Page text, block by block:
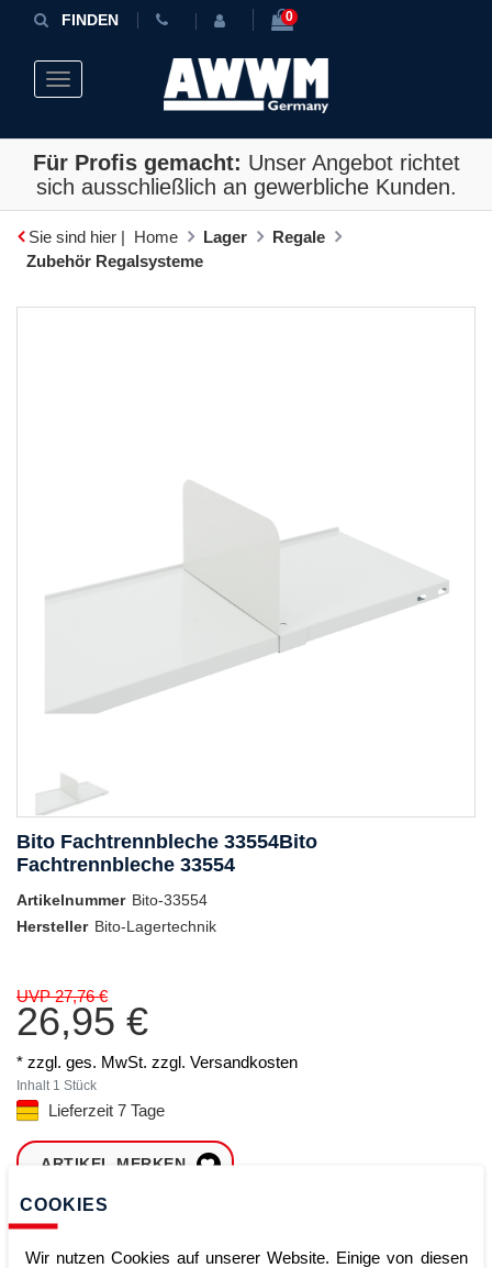
FINDEN 0
Toggle navigation
Für Profis gemacht: Unser Angebot richtet
sich ausschließlich an gewerbliche Kunden.
Sie sind hier | Home Lager
Regale
Zubehör Regalsysteme
Bito Fachtrennbleche 33554Bito
Fachtrennbleche 33554
Artikelnummer Bito-33554
Hersteller Bito-Lagertechnik
UVP 27,76 €
26,95 €
* zzgl. ges. MwSt. zzgl. Versandkosten
Inhalt 1 Stück
Lieferzeit 7 Tage
ARTIKEL MERKEN
COOKIES
Wir nutzen Cookies auf unserer Website. Einige von diesen